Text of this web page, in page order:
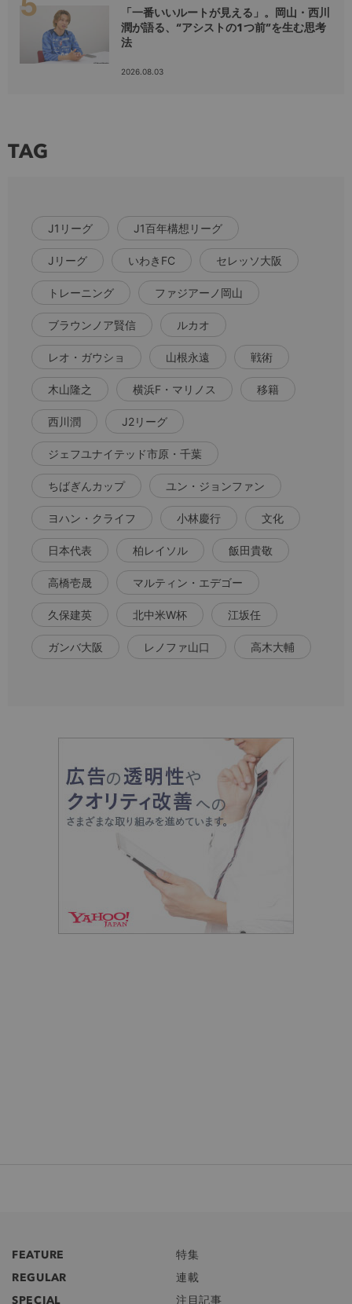
「一番いいルートが見える」。岡山・西川
潤が語る、“アシストの1つ前”を生む思考
法
2026.08.03
TAG
J1リーグ J1百年構想リーグ
Jリーグ いわきFC セレッソ大阪
トレーニング ファジアーノ岡山
ブラウンノア賢信 ルカオ
レオ・ガウショ 山根永遠 戦術
木山隆之 横浜F・マリノス 移籍
西川潤 J2リーグ
ジェフユナイテッド市原・千葉
ちばぎんカップ ユン・ジョンファン
ヨハン・クライフ 小林慶行 文化
日本代表 柏レイソル 飯田貴敬
高橋壱晟 マルティン・エデゴー
久保建英 北中米W杯 江坂任
ガンバ大阪 レノファ山口 高木大輔
FEATURE
特集
REGULAR
連載
SPECIAL
注目記事